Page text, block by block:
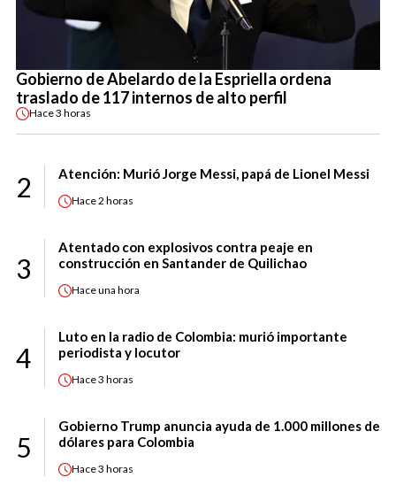
Gobierno de Abelardo de la Espriella ordena
traslado de 117 internos de alto perfil
Hace3 horas
2 Atención: Murió Jorge Messi, papá de Lionel Messi
Hace2 horas
3
Atentado con explosivos contra peaje en
construcción en Santander de Quilichao
Haceuna hora
4
Luto en la radio de Colombia: murió importante
periodista y locutor
Hace3 horas
5
Gobierno Trump anuncia ayuda de 1.000 millones de
dólares para Colombia
Hace3 horas